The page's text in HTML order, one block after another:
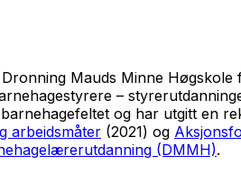
Mauds Minne
–
og har utgitt en
arbeidsmåter (2021) og
(DMMH).